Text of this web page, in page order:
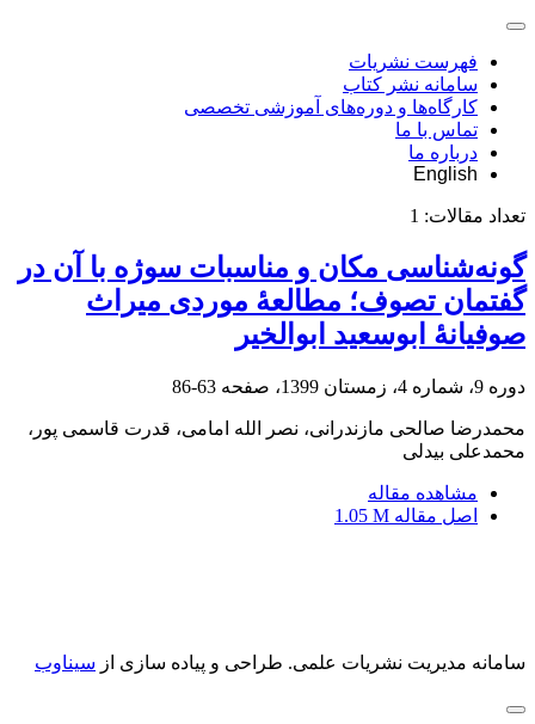
فهرست نشریات
سامانه نشر کتاب
کارگاه‌ها و دوره‌های آموزشی تخصصی
تماس با ما
درباره ما
English
تعداد مقالات: 1
گونه‌شناسی مکان و مناسبات سوژه با آن در
گفتمان تصوف؛ مطالعۀ موردی میراث
صوفیانۀ ابوسعید ابوالخیر
دوره 9، شماره 4، زمستان 1399، صفحه 63-86
محمدرضا صالحی مازندرانی، نصر الله امامی، قدرت قاسمی پور،
محمدعلی بیدلی
مشاهده مقاله
اصل مقاله 1.05 M
سامانه مدیریت نشریات علمی. طراحی و پیاده سازی از سیناوب